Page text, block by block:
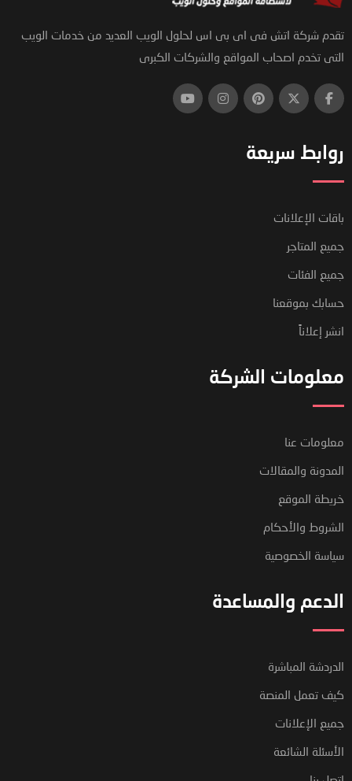
تقدم شركة اتش فى اى بى اس لحلول الويب العديد من خدمات الويب
التى تخدم اصحاب المواقع والشركات الكبرى
روابط سريعة
باقات الإعلانات
جميع المتاجر
جميع الفئات
حسابك بموقعنا
انشر إعلاناً
معلومات الشركة
معلومات عنا
المدونة والمقالات
خريطة الموقع
الشروط والأحكام
سياسة الخصوصية
الدعم والمساعدة
الدردشة المباشرة
كيف تعمل المنصة
جميع الإعلانات
الأسئلة الشائعة